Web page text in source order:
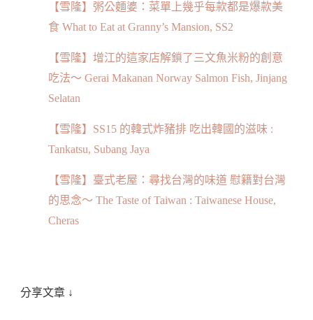
【雪隆】粥公麵婆：菜單上幾乎每款都是爆款美
食 What to Eat at Granny’s Mansion, SS2
【雪隆】增江的這家店解鎖了三文魚米粉的創意
吃法～ Gerai Makanan Norway Salmon Fish, Jinjang
Selatan
【雪隆】SS15 的韓式炸豬排 吃出韓國的滋味 :
Tankatsu, Subang Jaya
【雪隆】臺式老屋：尋找台灣的味道 慰籍對台灣
的思念～ The Taste of Taiwan : Taiwanese House,
Cheras
分享文章 ↓